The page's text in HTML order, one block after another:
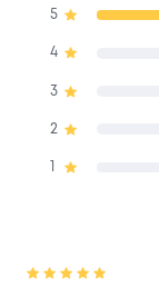
5
4
3
2